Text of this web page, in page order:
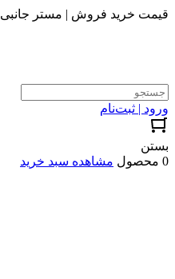
قیمت خرید فروش | مستر جانبی
ورود | ثبت‌نام
بستن
0 محصول
مشاهده سبد خرید